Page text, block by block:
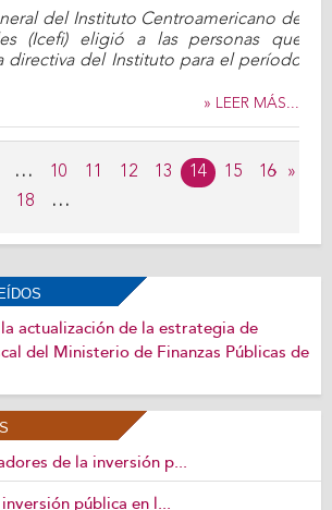
del Instituto Centroamericano de
(Icefi) eligió a las personas que
directiva del Instituto para el período
» LEER MÁS...
… 10 11 12 13 14 15
16
18 …
› »
actualización de la estrategia de
del Ministerio de Finanzas Públicas de
de la inversión p...
pública en l...